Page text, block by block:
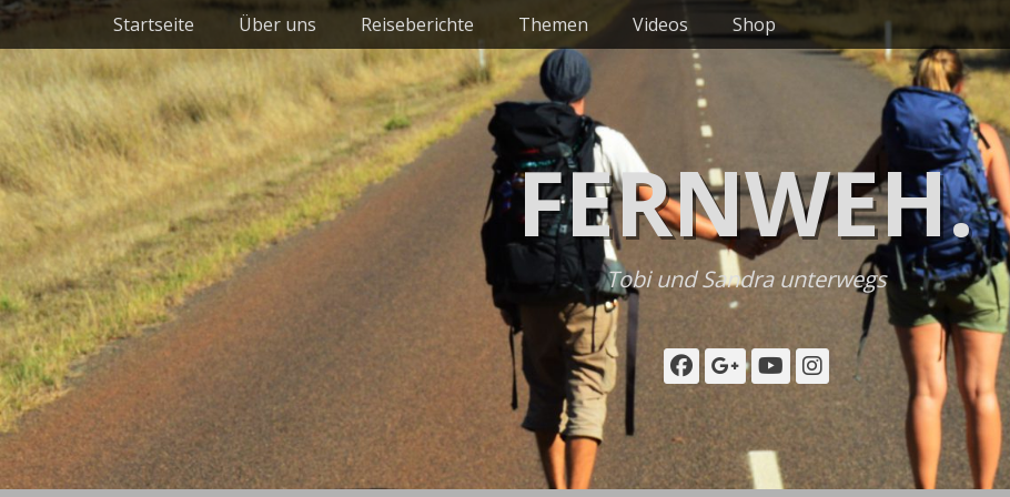
Zum
Inhalt
springen
Primäres Menü
Startseite Über uns Reiseberichte Themen Videos Shop
FERNWEH.
Tobi und Sandra unterwegs
Facebook
Googleplus
YouTube
Instagram